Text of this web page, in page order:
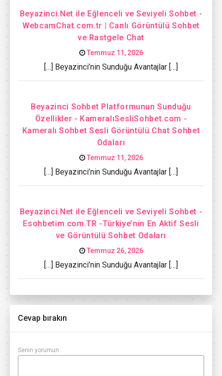
Beyazinci.Net ile Eğlenceli ve Seviyeli Sohbet -
WebcamChat.com.tr | Canlı Görüntülü Sohbet
ve Rastgele Chat
Temmuz 11, 2026
[…] Beyazinci’nin Sunduğu Avantajlar […]
Beyazinci Sohbet Platformunun Sunduğu
Özellikler - KameralıSesliSohbet.com -
Kameralı Sohbet Sesli Görüntülü Chat Sohbet
Odaları
Temmuz 11, 2026
[…] Beyazinci’nin Sunduğu Avantajlar […]
Beyazinci.Net ile Eğlenceli ve Seviyeli Sohbet -
Esohbetim.com.TR -Türkiye’nin En Aktif Sesli
ve Görüntülü Sohbet Odaları
Temmuz 26, 2026
[…] Beyazinci’nin Sunduğu Avantajlar […]
Cevap bırakın
Senin yorumun